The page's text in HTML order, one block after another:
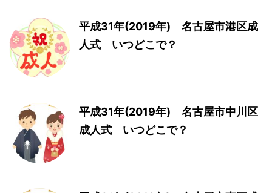
平成31年(2019年) 名古屋市港区成
人式 いつどこで？
平成31年(2019年) 名古屋市中川区
成人式 いつどこで？